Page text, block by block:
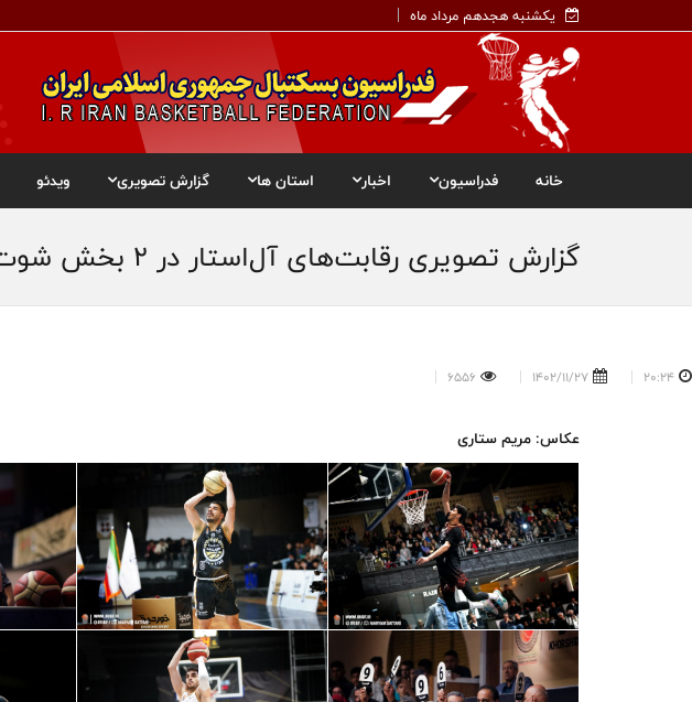
یکشنبه هجدهم مرداد ماه
خانه فدراسیون اخبار استان ها گزارش تصویری ویدئو
گزارش تصویری رقابت‌های آل‌استار در ۲ بخش شوت سه امتیازی و اسلم دانک
20:24
1402/11/27
6556
عکاس: مریم ستاری